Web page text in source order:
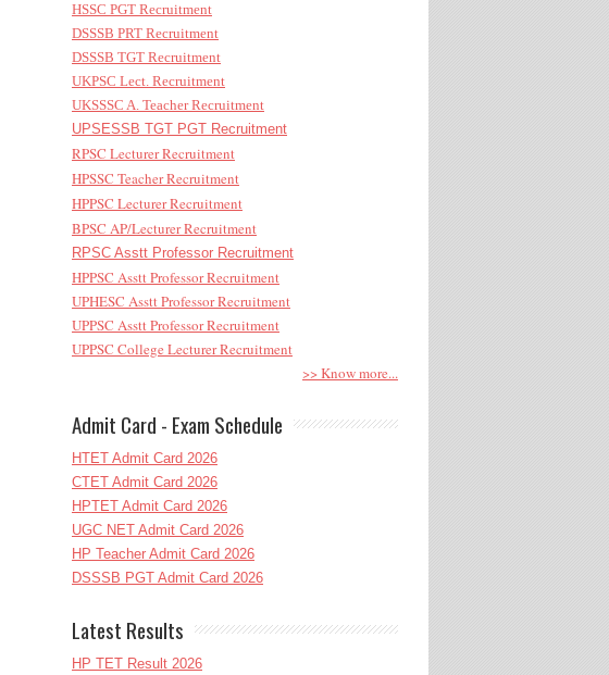
HSSC PGT Recruitment
DSSSB PRT Recruitment
DSSSB TGT Recruitment
UKPSC Lect. Recruitment
UKSSSC A. Teacher Recruitment
UPSESSB TGT PGT Recruitment
RPSC Lecturer Recruitment
HPSSC Teacher Recruitment
HPPSC Lecturer Recruitment
BPSC AP/Lecturer Recruitment
RPSC Asstt Professor Recruitment
HPPSC Asstt Professor Recruitment
UPHESC Asstt Professor Recruitment
UPPSC Asstt Professor Recruitment
UPPSC College Lecturer Recruitment
>> Know more...
Admit Card - Exam Schedule
HTET Admit Card 2026
CTET Admit Card 2026
HPTET Admit Card 2026
UGC NET Admit Card 2026
HP Teacher Admit Card 2026
DSSSB PGT Admit Card 2026
Latest Results
HP TET Result 2026